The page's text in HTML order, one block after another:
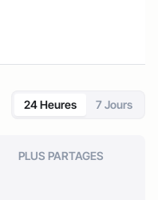
24 Heures 7 Jours
PLUS PARTAGES